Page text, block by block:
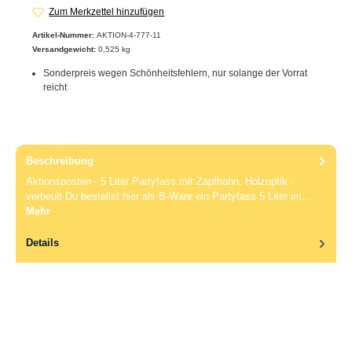
Zum Merkzettel hinzufügen
Artikel-Nummer: AKTION-4-777-11
Versandgewicht: 0,525 kg
Sonderpreis wegen Schönheitsfehlern, nur solange der Vorrat
reicht
Beschreibung
Aktionsposten - 5 Liter Partyfass mit Zapfhahn, Holzoptik -
verbeult Du bestellst hier als B-Ware ein Partyfass 5 Liter im…
Mehr
Details